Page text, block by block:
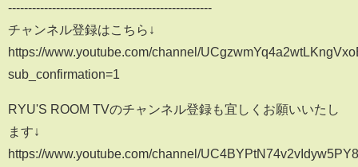
---------------------------------------------------
チャンネル登録はこちら↓
https://www.youtube.com/channel/
sub_confirmation=1
RYU'S ROOM TVのチャンネル登録も宜しくお願いいたし
ます↓
https://www.youtube.com/channel/